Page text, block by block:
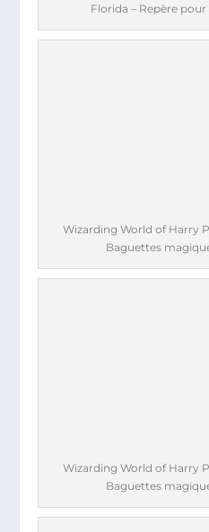
Florida – Repère
Wizarding World of Harry
Baguettes
Wizarding World of Harry
Baguettes